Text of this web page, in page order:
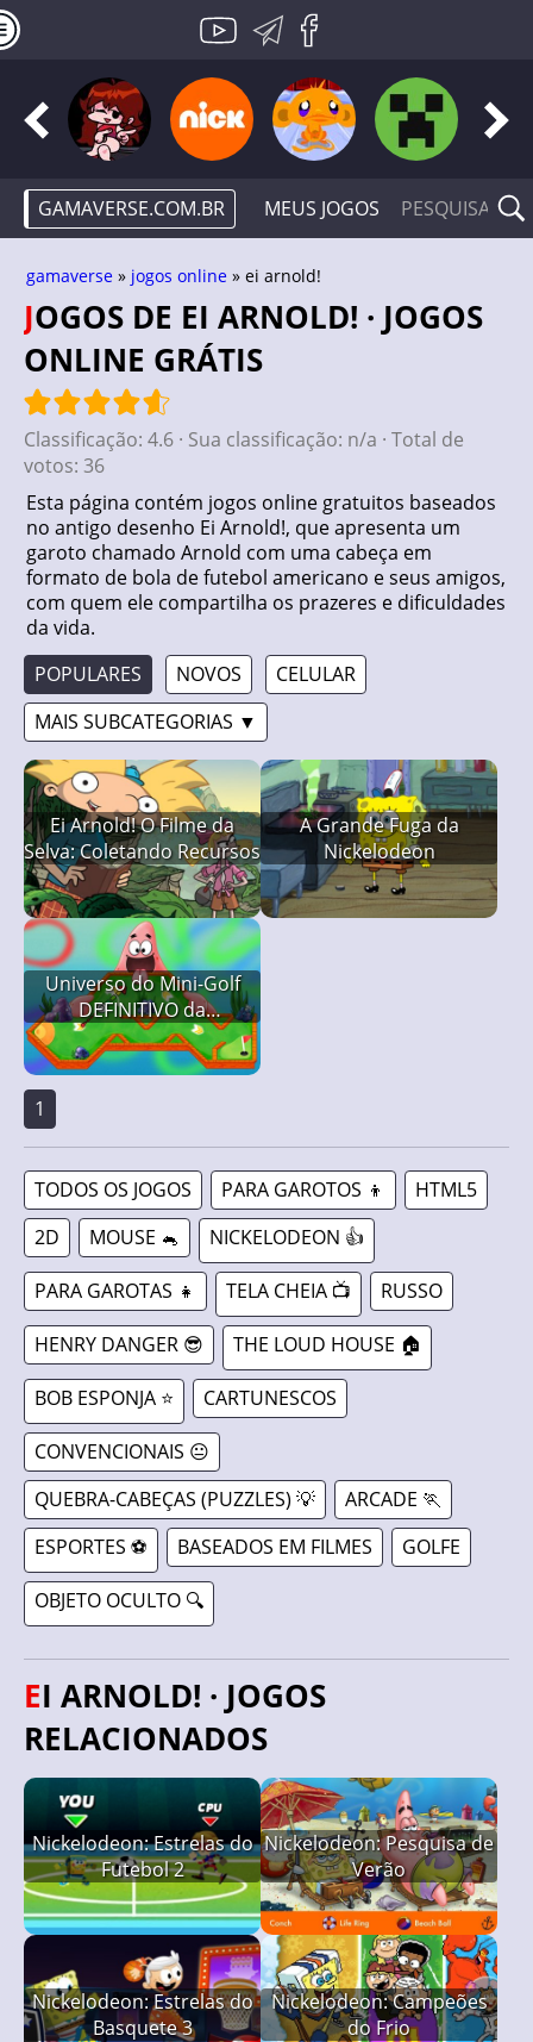
GAMAVERSE.COM.BR MEUS JOGOS
gamaverse » jogos online » ei arnold!
JOGOS DE EI ARNOLD! · JOGOS
ONLINE GRÁTIS
Classificação: 4.6 · Sua classificação: n/a · Total de
votos: 36
Esta página contém jogos online gratuitos baseados
no antigo desenho Ei Arnold!, que apresenta um
garoto chamado Arnold com uma cabeça em
formato de bola de futebol americano e seus amigos,
com quem ele compartilha os prazeres e dificuldades
da vida.
POPULARES
NOVOS
CELULAR
MAIS SUBCATEGORIAS ▼
Ei Arnold! O Filme da
Selva: Coletando Recursos
A Grande Fuga da
Nickelodeon
Universo do Mini-Golf
DEFINITIVO da
Nickelodeon
1
TODOS OS JOGOS PARA GAROTOS 👦
HTML5
2D
MOUSE 🐁 NICKELODEON 👍
PARA GAROTAS 👧 TELA CHEIA 📺 RUSSO
HENRY DANGER 😎 THE LOUD HOUSE 🏠
BOB ESPONJA ⭐ CARTUNESCOS
CONVENCIONAIS 😐
QUEBRA-CABEÇAS (PUZZLES) 💡
ARCADE 🏃
ESPORTES ⚽
BASEADOS EM FILMES GOLFE
OBJETO OCULTO 🔍
EI ARNOLD! · JOGOS
RELACIONADOS
Nickelodeon: Estrelas do
Futebol 2
Nickelodeon: Pesquisa de
Verão
Nickelodeon: Estrelas do
Basquete 3
Nickelodeon: Campeões
do Frio